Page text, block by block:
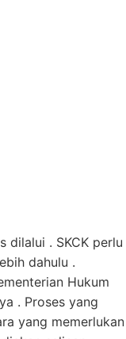
dilalui . SKCK perlu
dahulu .
Hukum
. Proses yang
yang memerlukan